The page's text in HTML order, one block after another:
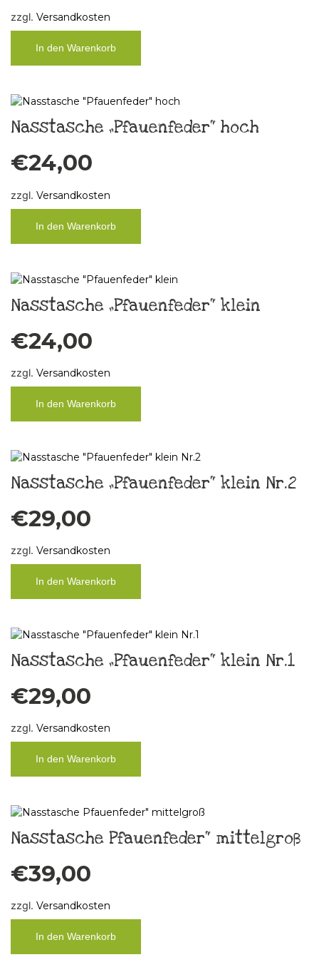
zzgl. Versandkosten
In den Warenkorb
Nasstasche „Pfauenfeder“ hoch
€24,00
zzgl. Versandkosten
In den Warenkorb
Nasstasche „Pfauenfeder“ klein
€24,00
zzgl. Versandkosten
In den Warenkorb
Nasstasche „Pfauenfeder“ klein Nr.2
€29,00
zzgl. Versandkosten
In den Warenkorb
Nasstasche „Pfauenfeder“ klein Nr.1
€29,00
zzgl. Versandkosten
In den Warenkorb
Nasstasche Pfauenfeder“ mittelgroß
€39,00
zzgl. Versandkosten
In den Warenkorb